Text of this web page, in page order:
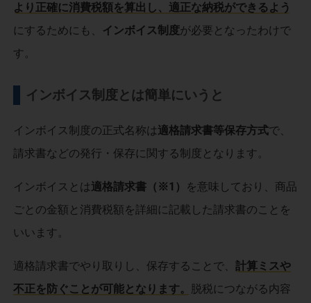
より正確に消費税額を算出し、適正な納税ができるよう
にするためにも、 インボイス制度が必要となったわけで
す。
インボイス制度とは簡単にいうと
インボイス制度の正式名称は適格請求書等保存方式で、
請求書などの発行・保存に関する制度となります。
インボイスとは適格請求書（※1） を意味しており、商品
ごとの金額と消費税額を詳細に記載した請求書のことを
いいます。
適格請求書でやり取りし、保存することで、計算ミスや
不正を防ぐことが可能となります。 脱税につながる内容